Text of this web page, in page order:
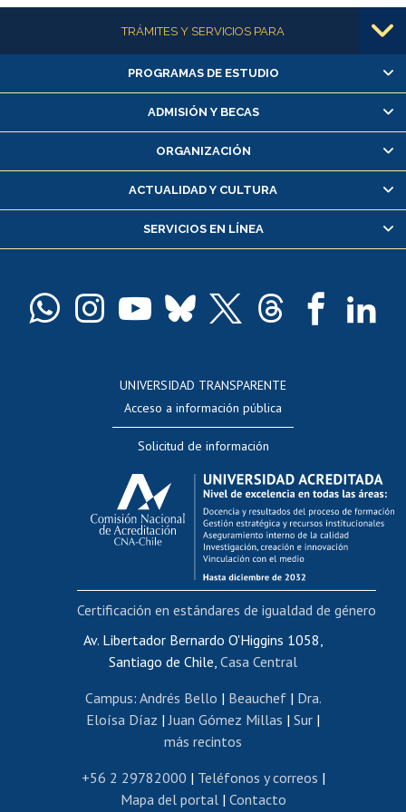
Más informaciónTRÁMITES Y SERVICIOS PARA
Alumnas/os y exalumnas/os
Matrícula en línea
Inscripción y cambio de asignaturas
Consulta y certificado de notas
Servicio médico y dental
Pago de arancel y crédito alumnos
Docentes
Perfeccionamiento
Editar Portafolio Académico
Evaluación docente
Calificación académica
Postulación al AUCAI
Funcionarias/os
Cursos internos de capacitación
Bienestar del personal
Portal de movilidad interna
Certificado de renta
Certificado de renta honorarios
Editar páginas blancas
Extranjeras/os
Revalidación y reconocimiento de títulos
Postulación al Programa de Movilidad Estudiantil
PROGRAMAS DE ESTUDIO
ADMISIÓN Y BECAS
ORGANIZACIÓN
ACTUALIDAD Y CULTURA
SERVICIOS EN LÍNEA
UNIVERSIDAD TRANSPARENTE
Acceso a información pública
Solicitud de información
Av. Libertador Bernardo O'Higgins 1058,
Santiago de Chile, Casa Central
Campus: Andrés Bello | Beauchef| Dra.
Eloísa Díaz | Juan Gómez Millas | Sur |
más recintos
+56 2 29782000 | Teléfonos y correos |
Mapa del portal| Contacto
Certificación en estándares de igualdad de género